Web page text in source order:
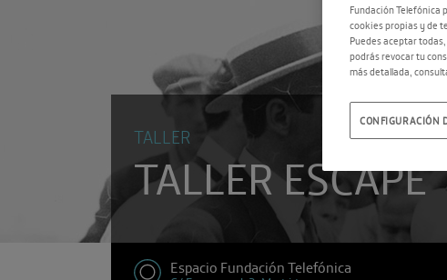
TALLER
TALLER ESCAPE
Espacio Fundación Telefónica
Fundación Telefónica
cookies propias y de
Puedes aceptar
podrás revocar tu
más detallada,
CONFIGURACIÓN